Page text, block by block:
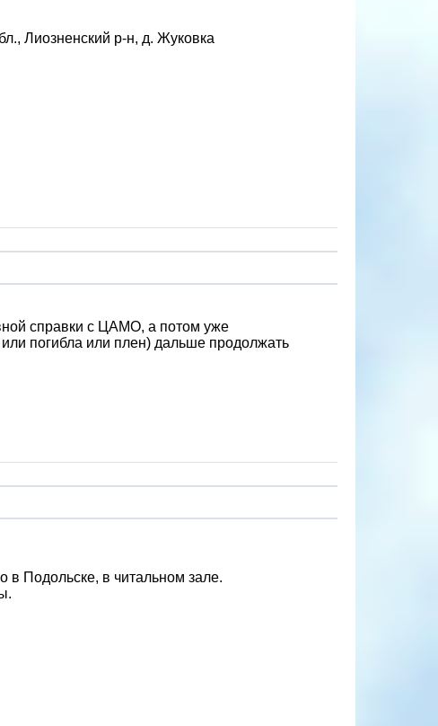
Лиозненский р-н, д. Жуковка
справки с ЦАМО, а потом уже
погибла или плен) дальше продолжать
в Подольске, в читальном зале.